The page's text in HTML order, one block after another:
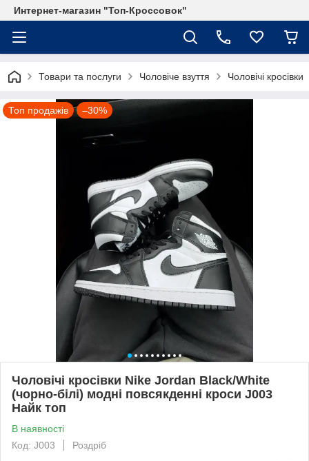
Интернет-магазин "Топ-Кроссовок"
Товари та послуги Чоловіче взуття Чоловічі кросівки
Топ продажів –30%
Чоловічі кросівки Nike Jordan Black/White
(чорно-білі) модні повсякденні кроси J003
Найк топ
В наявності
Код: J003
Роздріб